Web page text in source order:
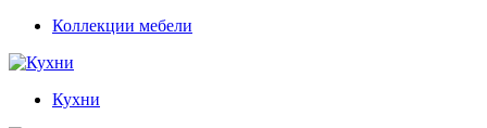
Коллекции мебели
Кухни